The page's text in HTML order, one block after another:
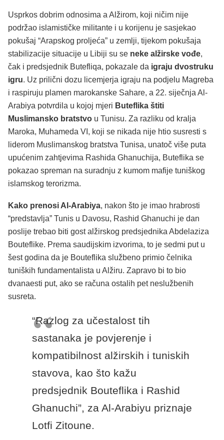
Usprkos dobrim odnosima a Alžirom, koji ničim nije
podržao islamističke militante i u korijenu je sasjekao
pokušaj “Arapskog proljeća” u zemlji, tijekom pokušaja
stabilizacije situacije u Libiji su se neke alžirske vođe,
čak i predsjednik Butefliqa, pokazale da igraju dvostruku
igru. Uz prilični dozu licemjerja igraju na podjelu Magreba
i raspiruju plamen marokanske Sahare, a 22. siječnja Al-
Arabiya potvrdila u kojoj mjeri Buteflika štiti
Muslimansko bratstvo u Tunisu. Za razliku od kralja
Maroka, Muhameda VI, koji se nikada nije htio susresti s
liderom Muslimanskog bratstva Tunisa, unatoč više puta
upućenim zahtjevima Rashida Ghanuchija, Buteflika se
pokazao spreman na suradnju z kumom mafije tuniškog
islamskog terorizma.
Kako prenosi Al-Arabiya, nakon što je imao hrabrosti
“predstavlja” Tunis u Davosu, Rashid Ghanuchi je dan
poslije trebao biti gost alžirskog predsjednika Abdelaziza
Bouteflike. Prema saudijskim izvorima, to je sedmi put u
šest godina da je Bouteflika službeno primio čelnika
tuniških fundamentalista u Alžiru. Zapravo bi to bio
dvanaesti put, ako se računa ostalih pet neslužbenih
susreta.
“Razlog za učestalost tih
sastanaka je povjerenje i
kompatibilnost alžirskih i tuniskih
stavova, kao što kažu
predsjednik Bouteflika i Rashid
Ghanuchi”, za Al-Arabiyu priznaje
Lotfi Zitoune.